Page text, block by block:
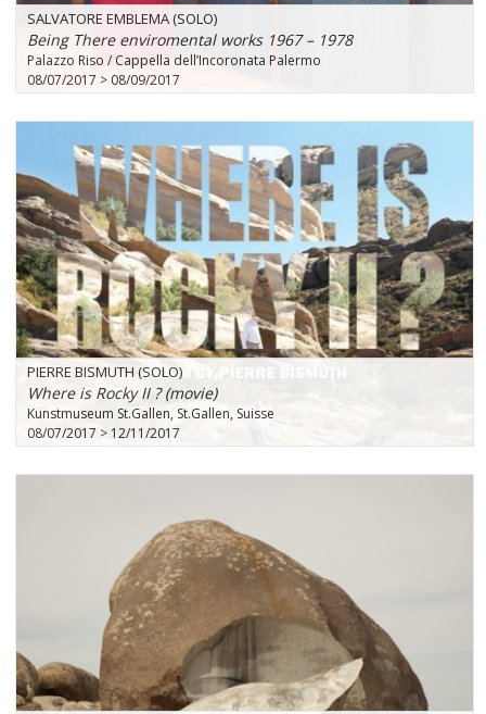
SALVATORE EMBLEMA (SOLO)
Being There enviromental works 1967 – 1978
Palazzo Riso / Cappella dell’Incoronata Palermo
08/07/2017 > 08/09/2017
PIERRE BISMUTH (SOLO)
Where is Rocky II ? (movie)
Kunstmuseum St.Gallen, St.Gallen, Suisse
08/07/2017 > 12/11/2017